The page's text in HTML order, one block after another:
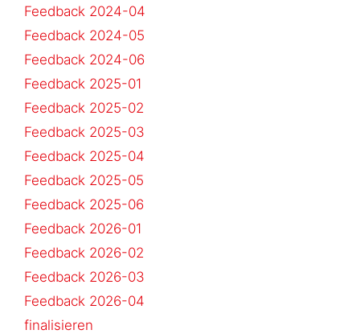
Feedback 2024-04
Feedback 2024-05
Feedback 2024-06
Feedback 2025-01
Feedback 2025-02
Feedback 2025-03
Feedback 2025-04
Feedback 2025-05
Feedback 2025-06
Feedback 2026-01
Feedback 2026-02
Feedback 2026-03
Feedback 2026-04
finalisieren